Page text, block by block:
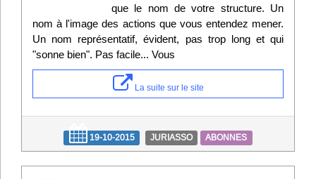
que le nom de votre structure. Un
nom à l'image des actions que vous entendez mener.
Un nom représentatif, évident, pas trop long et qui
"sonne bien". Pas facile... Vous
La suite sur le site
19-10-2015 JURIASSO ABONNES